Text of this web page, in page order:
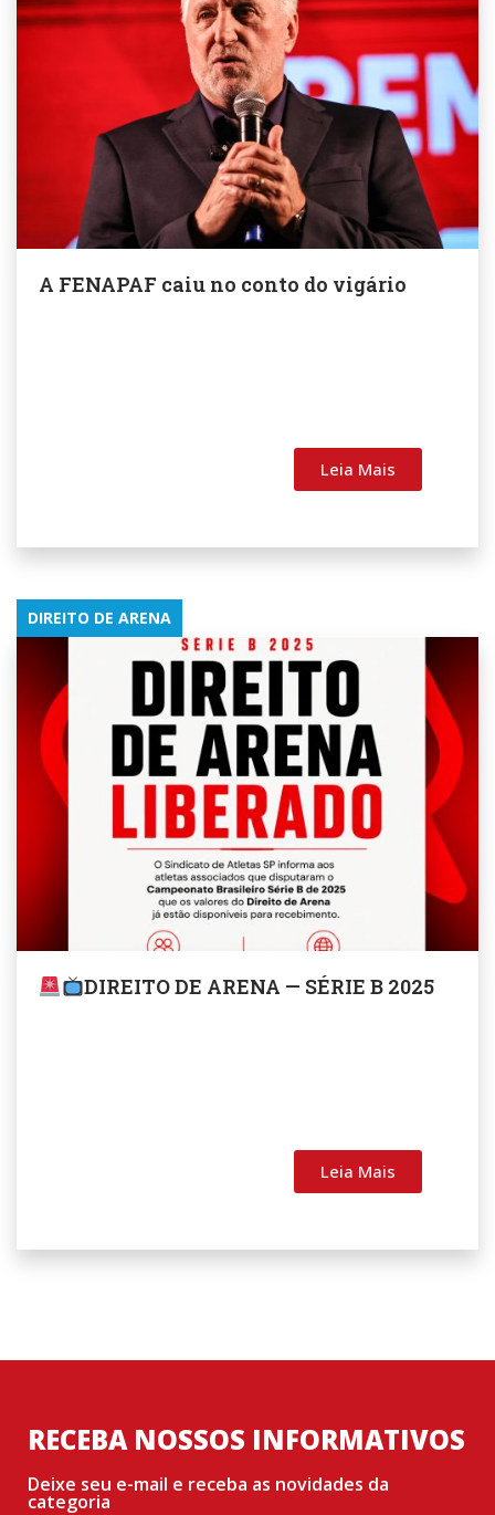
A FENAPAF caiu no conto do vigário
Leia Mais
DIREITO DE ARENA
DIREITO DE ARENA — SÉRIE B 2025
Leia Mais
RECEBA NOSSOS INFORMATIVOS
Deixe seu e-mail e receba as novidades da
categoria